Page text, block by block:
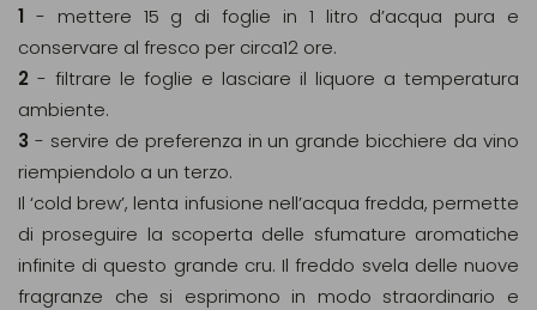
1 - mettere 15 g di foglie in 1 litro d’acqua pura e
conservare al fresco per circa12 ore.
2 - filtrare le foglie e lasciare il liquore a temperatura
ambiente.
3 - servire de preferenza in un grande bicchiere da vino
riempiendolo a un terzo.
Il ‘cold brew’, lenta infusione nell’acqua fredda, permette
di proseguire la scoperta delle sfumature aromatiche
infinite di questo grande cru. Il freddo svela delle nuove
fragranze che si esprimono in modo straordinario e